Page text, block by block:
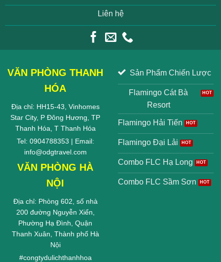
Liên hệ
VĂN PHÒNG THANH
HÓA
Địa chỉ: HH15-43, Vinhomes
Star City, P Đông Hương, TP
Thanh Hóa, T Thanh Hóa
Tel: 0904788353 | Email:
info@odgtravel.com
VĂN PHÒNG HÀ
NỘI
Địa chỉ: Phòng 602, số nhà
200 đường Nguyễn Xiển,
Phường Hạ Đình, Quận
Thanh Xuân, Thành phố Hà
Nội
#congtydulichthanhhoa
Sản Phẩm Chiến Lược
Flamingo Cát Bà
Resort
Flamingo Hải Tiến
Flamingo Đại Lải
Combo FLC Hạ Long
Combo FLC Sầm Sơn